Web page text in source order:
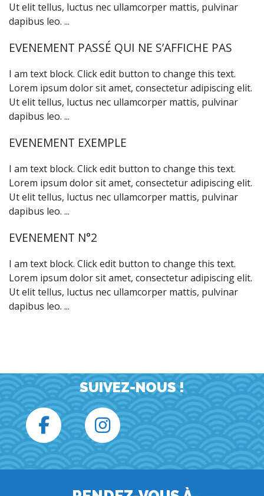
Ut elit tellus, luctus nec ullamcorper mattis, pulvinar
dapibus leo. ...
EVENEMENT PASSÉ QUI NE S’AFFICHE PAS
I am text block. Click edit button to change this text.
Lorem ipsum dolor sit amet, consectetur adipiscing elit.
Ut elit tellus, luctus nec ullamcorper mattis, pulvinar
dapibus leo. ...
EVENEMENT EXEMPLE
I am text block. Click edit button to change this text.
Lorem ipsum dolor sit amet, consectetur adipiscing elit.
Ut elit tellus, luctus nec ullamcorper mattis, pulvinar
dapibus leo. ...
EVENEMENT N°2
I am text block. Click edit button to change this text.
Lorem ipsum dolor sit amet, consectetur adipiscing elit.
Ut elit tellus, luctus nec ullamcorper mattis, pulvinar
dapibus leo. ...
SUIVEZ-NOUS !